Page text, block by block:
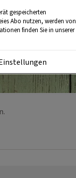
gespeicherten
Abo nutzen, werden von
finden Sie in unserer